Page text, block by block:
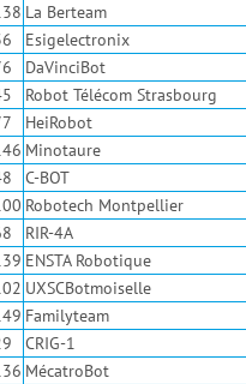
La Berteam
Esigelectronix
DaVinciBot
Robot Télécom Strasbourg
HeiRobot
Minotaure
C-BOT
Robotech Montpellier
RIR-4A
ENSTA Robotique
UXSCBotmoiselle
Familyteam
CRIG-1
MécatroBot